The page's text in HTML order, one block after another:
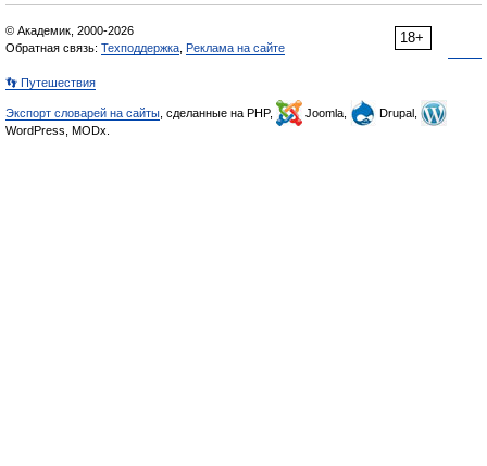
18+
© Академик, 2000-2026
Обратная связь: Техподдержка Реклама на сайте
👣 Путешествия
Экспорт словарей на сайты , сделанные на PHP, Joomla,
Drupal,
WordPress, MODx.